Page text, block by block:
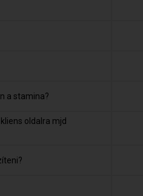
a stamina?
oldalra mjd